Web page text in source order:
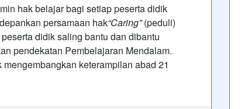
hak belajar bagi setiap peserta didik
persamaan hak“Caring”(peduli)
didik saling bantu dan dibantu
pendekatan Pembelajaran Mendalam.
keterampilan abad 21